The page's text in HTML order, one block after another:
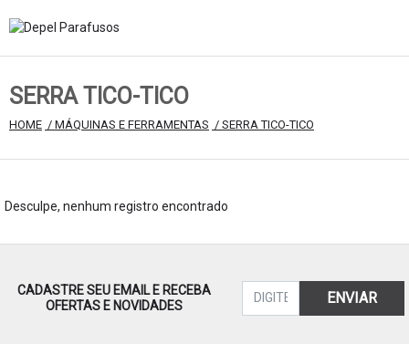
SERRA TICO-TICO
HOME / MÁQUINAS E FERRAMENTAS / SERRA TICO-TICO
Desculpe, nenhum registro encontrado
CADASTRE SEU EMAIL E RECEBA
OFERTAS E NOVIDADES
ENVIAR